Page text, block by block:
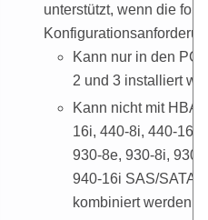
unterstützt, wenn die
Kann nur in den
2 und 3 installiert
Kann nicht mit
16i, 440-8i, 440-16i,
930-8e, 930-8i, 930-
940-16i SAS/SATA-
kombiniert werden.